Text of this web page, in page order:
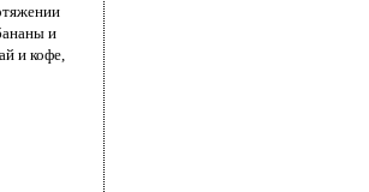
и
и кофе,